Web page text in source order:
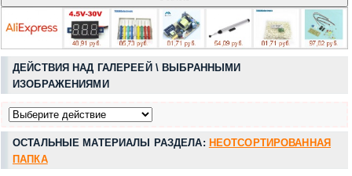
ДЕЙСТВИЯ НАД ГАЛЕРЕЕЙ \ ВЫБРАННЫМИ
ИЗОБРАЖЕНИЯМИ
ОСТАЛЬНЫЕ МАТЕРИАЛЫ РАЗДЕЛА: НЕОТСОРТИРОВАННАЯ
ПАПКА